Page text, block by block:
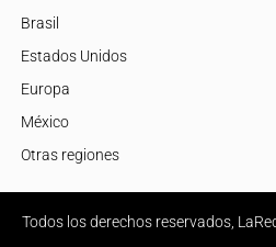
Brasil
Estados Unidos
Europa
México
Otras regiones
Todos los derechos reservados,